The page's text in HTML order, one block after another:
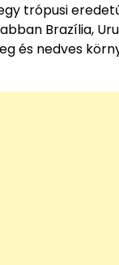
trópusi
Brazília,
és nedves